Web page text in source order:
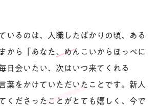
いるのは、入職したばかりの頃、ある
から「あなた、めんこいからほっぺに
日会いたい、次はいつ来てくれる
葉をかけていただいたことです。新人
くださったことがとても嬉しく、今で